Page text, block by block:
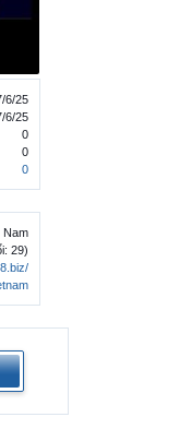
6/25
6/25
0
0
0
Nam
29)